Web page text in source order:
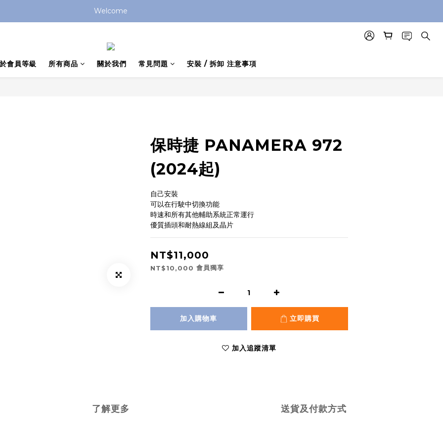
Welcome
會員等級 所有商品 關於我們 常見問題 安裝 / 拆卸 注意事項
保時捷 PANAMERA 972
(2024起)
自己安裝
可以在行駛中切換功能
時速和所有其他輔助系統正常運行
優質插頭和耐熱線組及晶片
NT$11,000
NT$10,000 會員獨享
加入購物車 立即購買
加入追蹤清單
了解更多 送貨及付款方式